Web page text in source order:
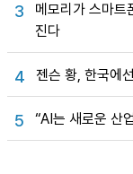
3
메모리가 스마트
진다
4 젠슨 황, 한국에
5 “AI는 새로운 산